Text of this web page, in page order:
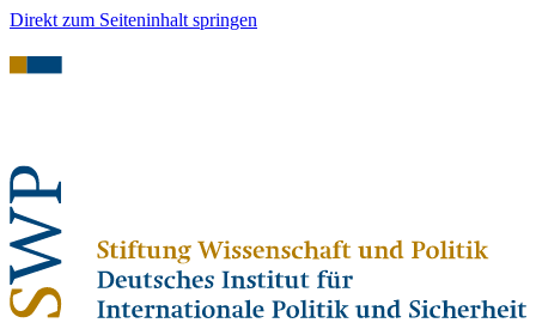
Direkt zum Seiteninhalt springen